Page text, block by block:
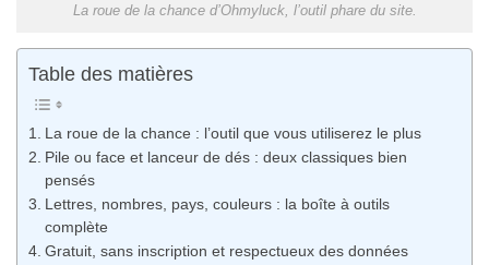
La roue de la chance d’Ohmyluck, l’outil phare du site.
Table des matières
La roue de la chance : l’outil que vous utiliserez le plus
Pile ou face et lanceur de dés : deux classiques bien
pensés
Lettres, nombres, pays, couleurs : la boîte à outils
complète
Gratuit, sans inscription et respectueux des données